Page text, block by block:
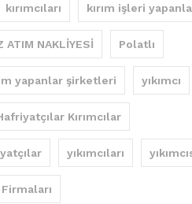
kırımcıları kırım işleri
ATIM NAKLİYESİ Polatlı
yapanlar şirketleri yıkımcı
Kırımcılar
yıkımcıları
Firmaları